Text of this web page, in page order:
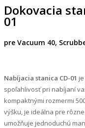
Dokovacia
01
pre Vacuum 40,
Nabíjacia stanica CD-01
spoľahlivosť pri nabíjaní
kompaktnými rozmermi
výšku, je ideálna pre
umožňuje jednoduchú